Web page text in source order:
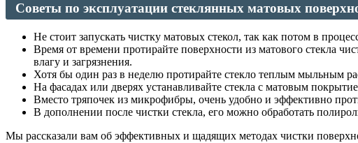
Советы по эксплуатации стеклянных матовых
Не стоит запускать чистку матовых стекол, так как потом в
Время от времени протирайте поверхности из матового стекла
влагу и загрязнения.
Хотя бы один раз в неделю протирайте стекло теплым мыльным
На фасадах или дверях устанавливайте стекла с матовым
Вместо тряпочек из микрофибры, очень удобно и эффективно
В дополнении после чистки стекла, его можно обработать
Мы рассказали вам об эффективных и щадящих методах чистки